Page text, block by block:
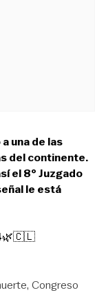
una de las
del continente.
el 8° Juzgado
le está
Congreso